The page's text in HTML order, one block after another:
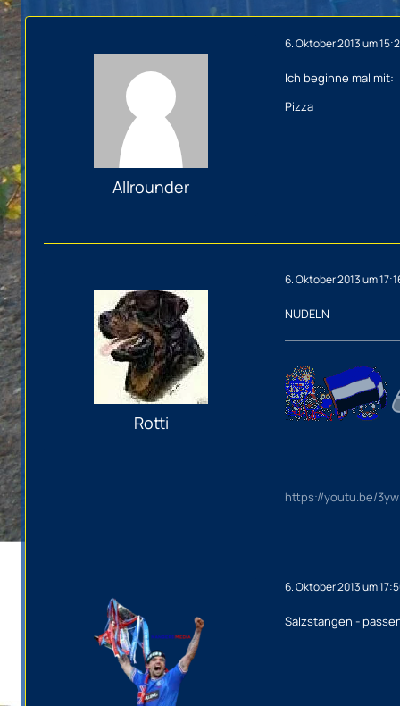
Allrounder
6. Oktober 2013 um
Ich beginne mal mit:
Pizza
Rotti
6. Oktober 2013 um
NUDELN
https://youtu.be/
6. Oktober 2013 um
Salzstangen -